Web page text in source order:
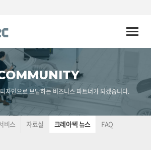
Toggle
자인으로 보답하는 비즈니스 파트너가 되겠습니다.
비스 자료실 크레아텍 뉴스
FAQ